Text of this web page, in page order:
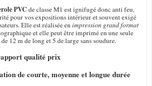
PVC de classe M1 est ignifugé donc anti feu,
pour vos expositions intérieur et souvent exigé
Elle est réalisée enimpression grand format
et elle peut être imprimé en une seule
12 m de long et 5 de large sans soudure.
qualité prix
de courte, moyenne et longue durée